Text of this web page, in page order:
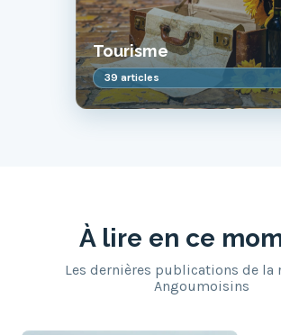
Tourisme
39 articles
À lire en ce
Les dernières publications de la
Angoumoisins